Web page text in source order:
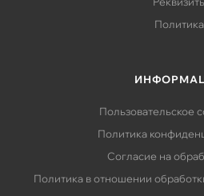
Политика
Пользовательское
Политика
Согласие на
Политика в отношении